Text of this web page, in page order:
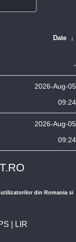
Date ↓
-
2026-Aug-05
09:24
2026-Aug-05
09:24
din Romania si
LIR